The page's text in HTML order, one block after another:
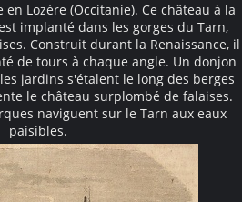
Lozère (Occitanie). Ce château à la
implanté dans les gorges du Tarn,
Construit durant la Renaissance, il
de tours à chaque angle. Un donjon
jardins s'étalent le long des berges
le château surplombé de falaises.
naviguent sur le Tarn aux eaux
paisibles.